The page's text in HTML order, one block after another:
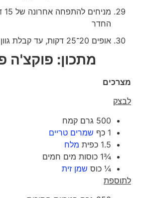
מניחים
החדר
אופים 20־25 דקות, עד קבלת גוון שחום אפוי היטב
מתכון: פוקצ'ה
מצרכים
לבצק
500 גרם קמח
1 כף
שמרים טריים
1.5 כפית
מלח
¾1 כוסות מים חמים
¼ כוסשמן זית
לתוספת